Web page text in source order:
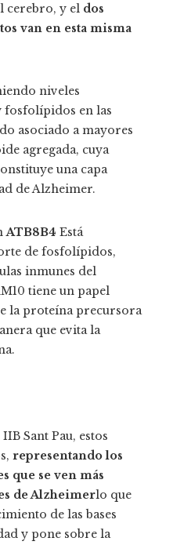
cerebro, y el dos
van en esta misma
niveles
fosfolípidos en las
asociado a mayores
agregada, cuya
una capa
de Alzheimer.
ATB8B4 Está
de fosfolípidos,
inmunes del
tiene un papel
la proteína precursora
que evita la
Sant Pau, estos
representando los
que se ven más
de Alzheimerlo que
de las bases
y pone sobre la